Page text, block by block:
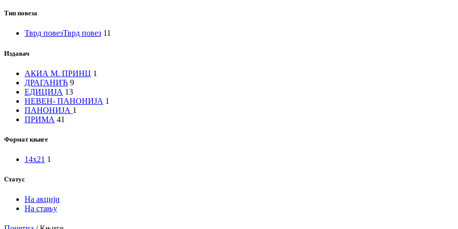
Долина
Тип повеза
Тврд повезТврд повез 11
Издавач
АКИА М. ПРИНЦ 1
ДРАГАНИЋ 9
ЕДИЦИЈА 13
НЕВЕН- ПАНОНИЈА 1
ПАНОНИЈА 1
ПРИМА 41
Формат књиге
14x21 1
Статус
На акцији
На стању